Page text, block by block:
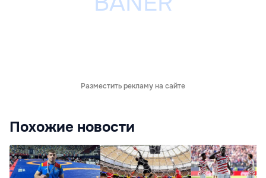
Разместить рекламу на сайте
Похожие новости